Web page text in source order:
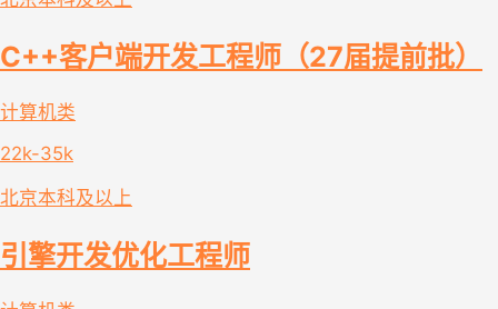
C++客户端开发工程师（27届提前批）
计算机类
22k-35k
北京本科及以上
引擎开发优化工程师